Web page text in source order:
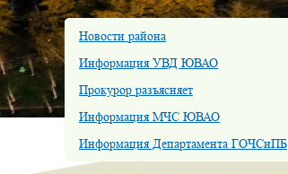
Новости района
Информация УВД ЮВАО
Прокурор разъясняет
Информация МЧС ЮВАО
Информация Департамента ГОЧСиПБ